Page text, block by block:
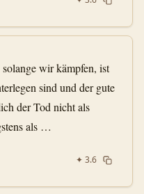
wir kämpfen, ist
sind und der gute
der Tod nicht als
als …
✦ 3.6